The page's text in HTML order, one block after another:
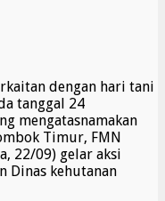
dengan hari tani
tanggal 24
mengatasnamakan
Timur, FMN
22/09) gelar aksi
Dinas kehutanan